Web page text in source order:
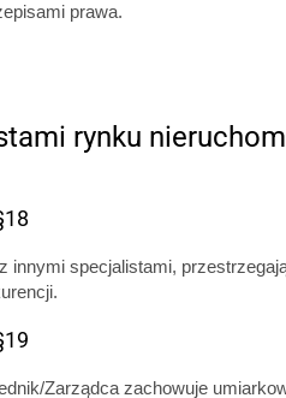
prawa.
rynku
innymi specjalistami,
Zarządca zachowuje